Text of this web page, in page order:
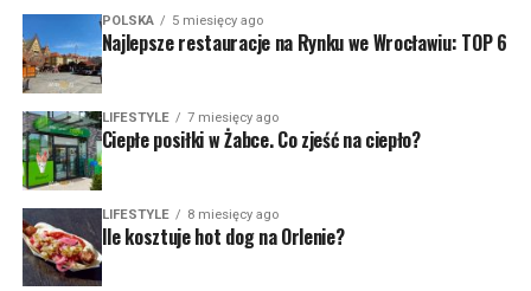
POLSKA 5 miesięcy ago
Najlepsze restauracje na Rynku we Wrocławiu: TOP 6
LIFESTYLE 7 miesięcy ago
Ciepłe posiłki w Żabce. Co zjeść na ciepło?
LIFESTYLE 8 miesięcy ago
Ile kosztuje hot dog na Orlenie?